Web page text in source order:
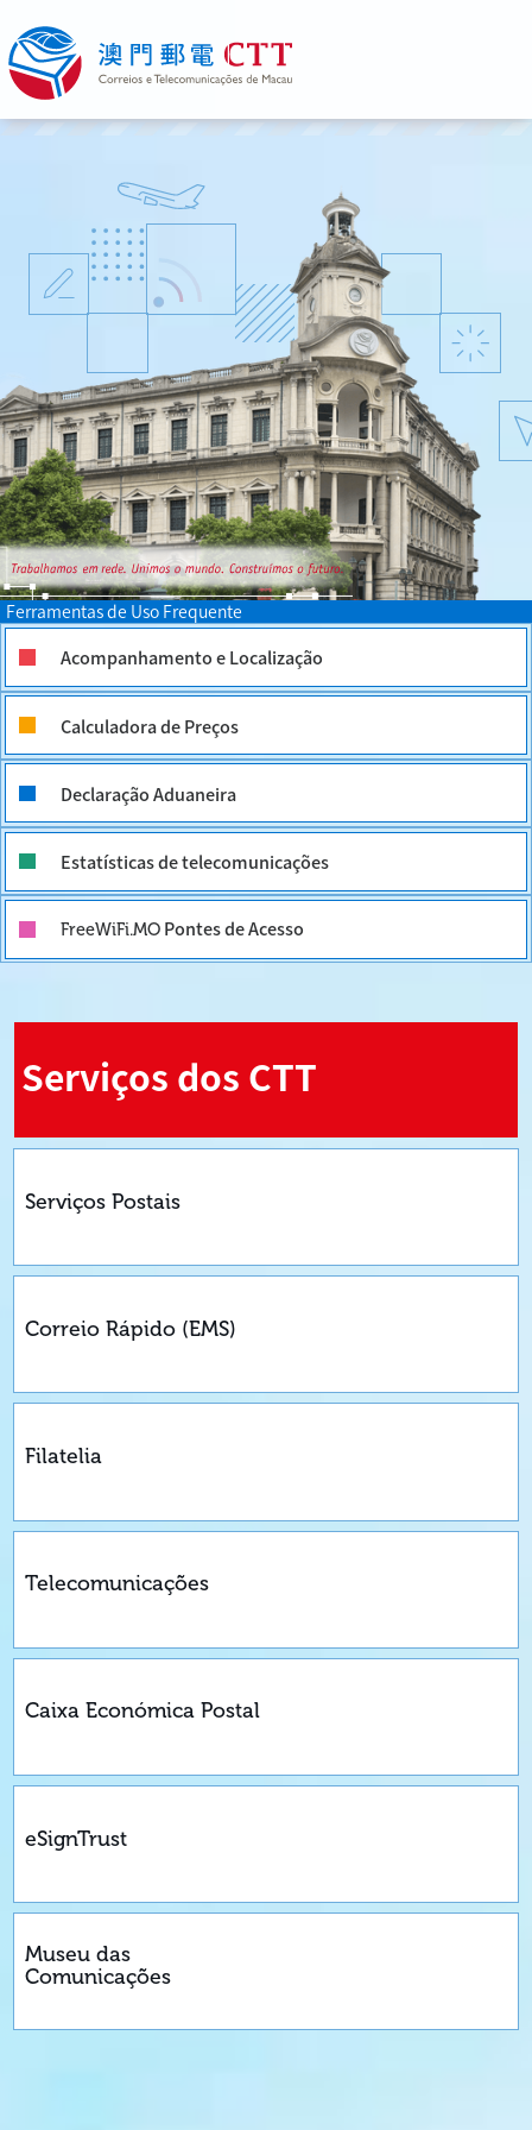
Ferramentas de Uso Frequente
Acompanhamento e Localização
Calculadora de Preços
Declaração Aduaneira
Estatísticas de telecomunicações
FreeWiFi.MO Pontes de Acesso
Serviços dos CTT
Serviços Postais
Correio Rápido (EMS)
Filatelia
Telecomunicações
Caixa Económica Postal
eSignTrust
Museu das
Comunicações